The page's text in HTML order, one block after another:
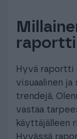
Hyvä raportti
visuaalinen ja
trendejä.
vastaa
käyttäjälleen
Hyvässä